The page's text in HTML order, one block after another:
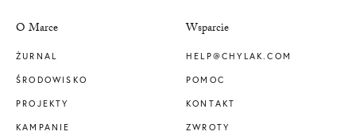
O Marce
ŻURNAL
ŚRODOWISKO
PROJEKTY
KAMPANIE
Wsparcie
HELP@CHYLAK.COM
POMOC
KONTAKT
ZWROTY